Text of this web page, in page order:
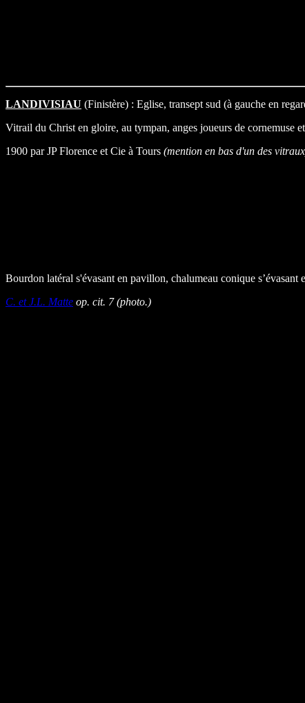
LANDIVISIAU (Finistère) : Eglise, transept sud (à gauche en
Vitrail du Christ en gloire, au tympan, anges joueurs de cornemuse
1900 par JP Florence et Cie à Tours (mention en bas d'un des
Bourdon latéral s'évasant en pavillon, chalumeau conique
C. et J.L. Matte op. cit. 7 (photo.)